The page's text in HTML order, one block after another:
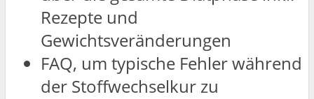
Rezepte und
Gewichtsveränderungen
FAQ, um typische Fehler während
der Stoffwechselkur zu